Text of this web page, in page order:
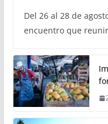
Del 26 al 28 de
encuentro que